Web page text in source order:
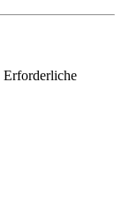
Erforderliche